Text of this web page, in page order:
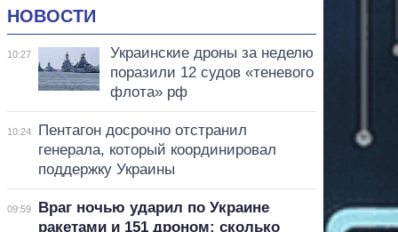
НОВОСТИ
10:27
Украинские дроны за неделю
поразили 12 судов «теневого
флота» рф
10:24
Пентагон досрочно отстранил
генерала, который координировал
поддержку Украины
09:59
Враг ночью ударил по Украине
ракетами и 151 дроном: сколько